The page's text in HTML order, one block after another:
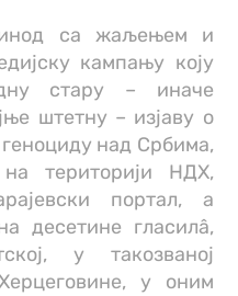
са жаљењем и
кампању коју
стару – иначе
штетну – изјаву о
над Србима,
територији НДХ,
портал, а
десетине гласилâ,
у такозваној
у оним